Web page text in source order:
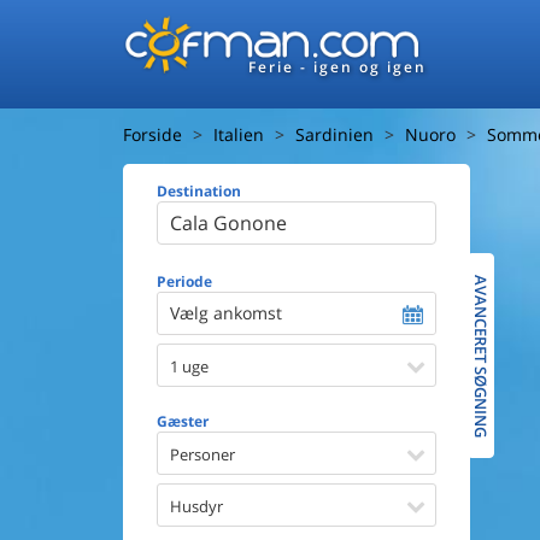
Ferie - igen og igen
Forside Italien Sardinien Nuoro
Destination
Periode
Vælg ankomst
1 uge
Gæster
Personer
Husdyr
Afstand til
Udsigt til
Faciliteter
Spa
AVANCERET SØGNING